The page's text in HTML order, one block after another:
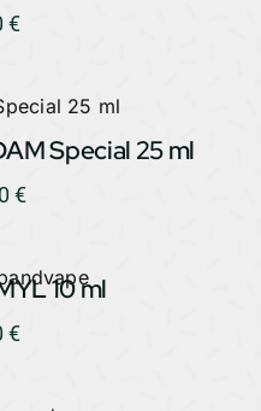
€
Special 25 ml
€
10 ml
€